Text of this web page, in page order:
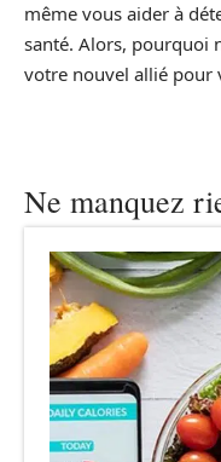
même vous aider à
santé. Alors, pourquoi
votre nouvel allié pour
Ne manquez